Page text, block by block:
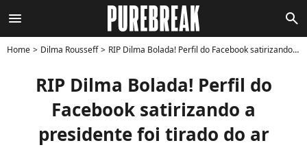
menu search
Home Dilma Rousseff RIP Dilma Bolada! Perfil do Facebook satirizando a presidente foi tirado do ar
RIP Dilma Bolada! Perfil do
Facebook satirizando a
presidente foi tirado do ar